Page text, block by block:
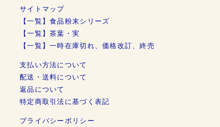
サイトマップ
【一覧】食品粉末シリーズ
【一覧】茶葉・実
【一覧】一時在庫切れ、価格改訂、終売
支払い方法について
配送・送料について
返品について
特定商取引法に基づく表記
プライバシーポリシー